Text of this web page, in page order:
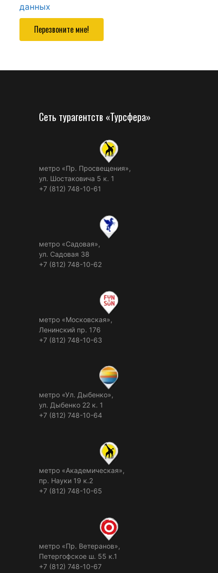
данных
Перезвоните мне!
Сеть турагентств «Турсфера»
метро «Пр. Просвещения»,
ул. Шостаковича 5 к. 1
+7 (812) 748-10-61
метро «Садовая»,
ул. Садовая 38
+7 (812) 748-10-62
метро «Московская»,
Ленинский пр. 176
+7 (812) 748-10-63
метро «Ул. Дыбенко»,
ул. Дыбенко 22 к. 1
+7 (812) 748-10-64
метро «Академическая»,
пр. Науки 19 к.2
+7 (812) 748-10-65
метро «Пр. Ветеранов»,
Петергофское ш. 55 к.1
+7 (812) 748-10-67